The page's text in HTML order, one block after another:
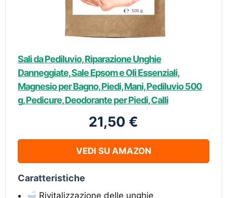
Sali da Pediluvio, Riparazione Unghie
Danneggiate, Sale Epsom e Oli Essenziali,
Magnesio per Bagno, Piedi, Mani, Pediluvio 500
g, Pedicure, Deodorante per Piedi, Calli
21,50 €
VEDI SU AMAZON
Caratteristiche
Rivitalizzazione delle unghie